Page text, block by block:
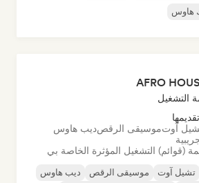
هاوس
AFRO
التشغيل
آوتموسيقى الرقصديب هاوس
(قوائم) التشغيل المؤثرة الخاصة بي
تشيل آوت موسيقى الرقص
ديب هاوس